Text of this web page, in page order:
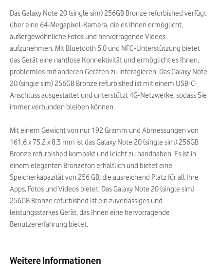
Das Galaxy Note 20 (single sim) 256GB Bronze refurbished verfügt
über eine 64-Megapixel-Kamera, die es Ihnen ermöglicht,
außergewöhnliche Fotos und hervorragende Videos
aufzunehmen. Mit Bluetooth 5.0 und NFC-Unterstützung bietet
das Gerät eine nahtlose Konnektivität und ermöglicht es Ihnen,
problemlos mit anderen Geräten zu interagieren. Das Galaxy Note
20 (single sim) 256GB Bronze refurbished ist mit einem USB-C-
Anschluss ausgestattet und unterstützt 4G-Netzwerke, sodass Sie
immer verbunden bleiben können.
Mit einem Gewicht von nur 192 Gramm und Abmessungen von
161,6 x 75,2 x 8,3 mm ist das Galaxy Note 20 (single sim) 256GB
Bronze refurbished kompakt und leicht zu handhaben. Es ist in
einem eleganten Bronzeton erhältlich und bietet eine
Speicherkapazität von 256 GB, die ausreichend Platz für all Ihre
Apps, Fotos und Videos bietet. Das Galaxy Note 20 (single sim)
256GB Bronze refurbished ist ein zuverlässiges und
leistungsstarkes Gerät, das Ihnen eine hervorragende
Benutzererfahrung bietet.
Weitere Informationen